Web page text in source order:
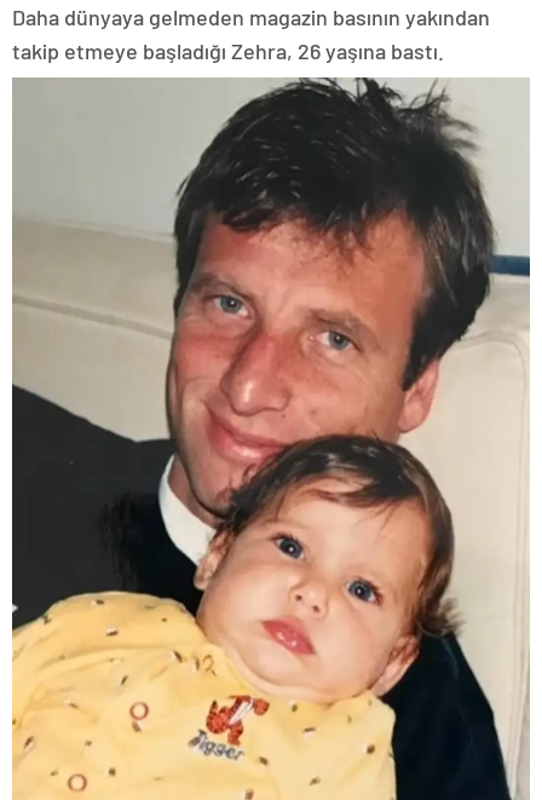
Daha dünyaya gelmeden magazin basının yakından
takip etmeye başladığı Zehra, 26 yaşına bastı.